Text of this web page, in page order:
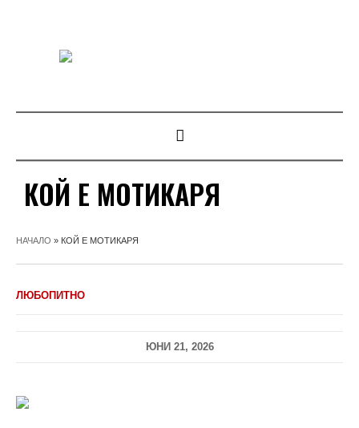
КОЙ Е МОТИКАРЯ
НАЧАЛО » КОЙ Е МОТИКАРЯ
ЛЮБОПИТНО
ЮНИ 21, 2026